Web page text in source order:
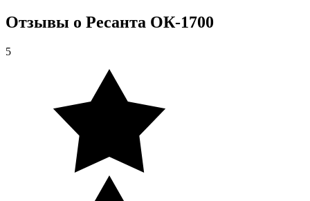
Отзывы о Ресанта ОК-1700
5